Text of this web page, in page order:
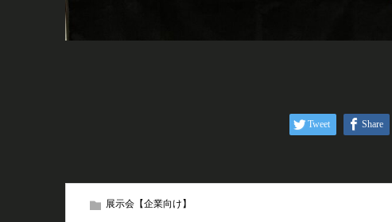
Tweet Share
展示会【企業向け】